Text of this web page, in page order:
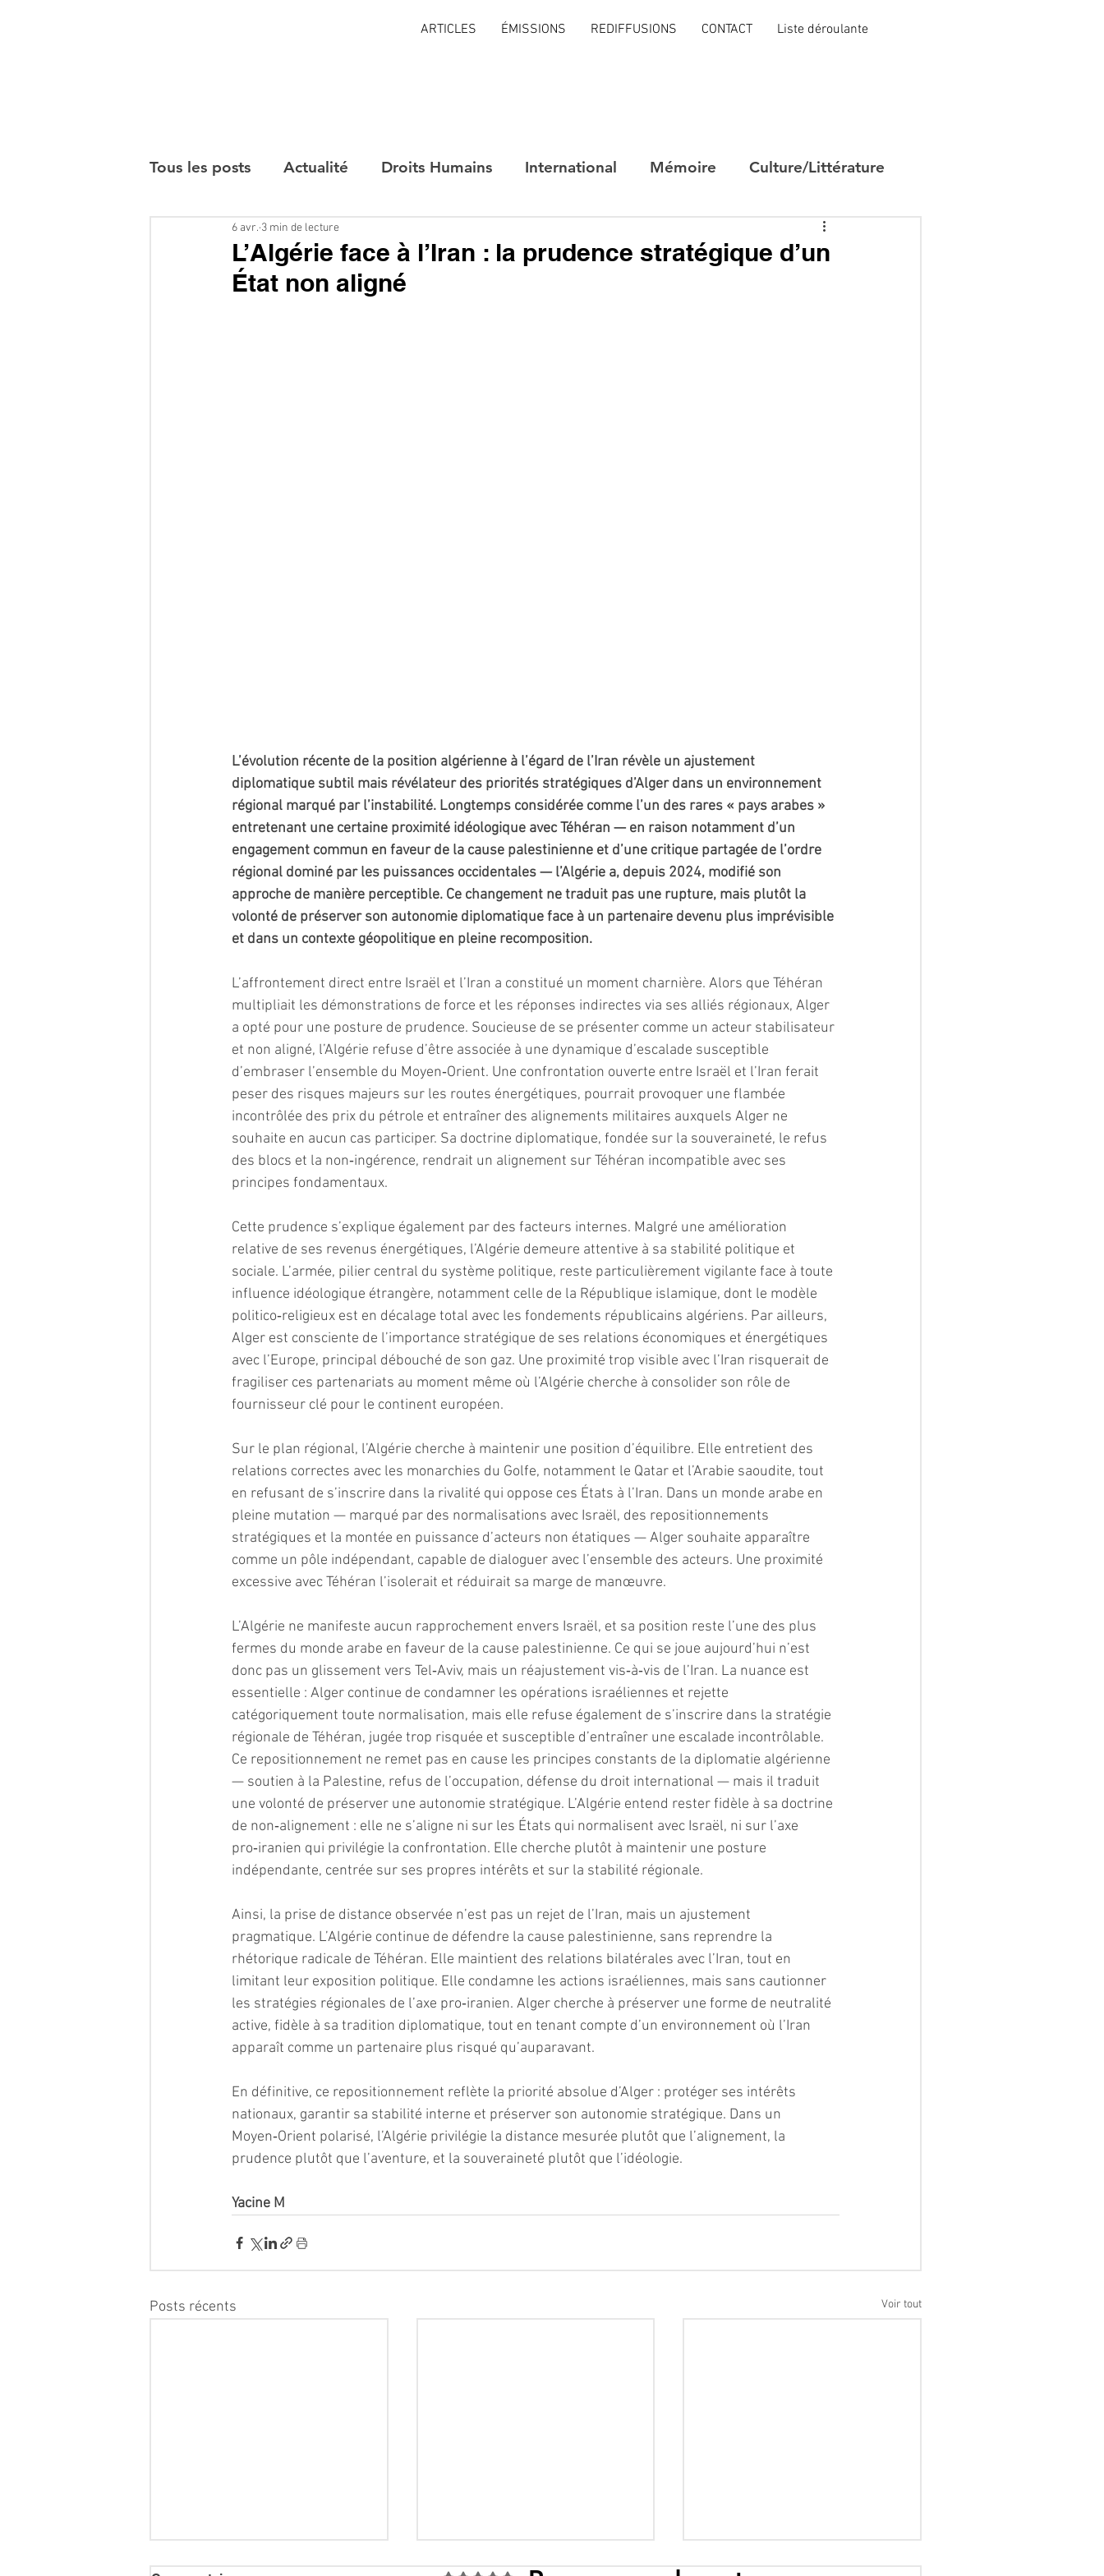
ARTICLES ÉMISSIONS REDIFFUSIONS CONTACT Liste déroulante
Tous les posts Actualité Droits Humains International Mémoire Culture/Littérature
Interviews
L’Algérie face à l’Iran : la prudence stratégique d’un
État non aligné
6 avr. 3 min de lecture
L’évolution récente de la position algérienne à l’égard de l’Iran révèle un ajustement
diplomatique subtil mais révélateur des priorités stratégiques d’Alger dans un environnement
régional marqué par l’instabilité. Longtemps considérée comme l’un des rares « pays arabes »
entretenant une certaine proximité idéologique avec Téhéran — en raison notamment d’un
engagement commun en faveur de la cause palestinienne et d’une critique partagée de l’ordre
régional dominé par les puissances occidentales — l’Algérie a, depuis 2024, modifié son
approche de manière perceptible. Ce changement ne traduit pas une rupture, mais plutôt la
volonté de préserver son autonomie diplomatique face à un partenaire devenu plus imprévisible
et dans un contexte géopolitique en pleine recomposition.
L’affrontement direct entre Israël et l’Iran a constitué un moment charnière. Alors que Téhéran
multipliait les démonstrations de force et les réponses indirectes via ses alliés régionaux, Alger
a opté pour une posture de prudence. Soucieuse de se présenter comme un acteur stabilisateur
et non aligné, l’Algérie refuse d’être associée à une dynamique d’escalade susceptible
d’embraser l’ensemble du Moyen‑Orient. Une confrontation ouverte entre Israël et l’Iran ferait
peser des risques majeurs sur les routes énergétiques, pourrait provoquer une flambée
incontrôlée des prix du pétrole et entraîner des alignements militaires auxquels Alger ne
souhaite en aucun cas participer. Sa doctrine diplomatique, fondée sur la souveraineté, le refus
des blocs et la non‑ingérence, rendrait un alignement sur Téhéran incompatible avec ses
principes fondamentaux.
Cette prudence s’explique également par des facteurs internes. Malgré une amélioration
relative de ses revenus énergétiques, l’Algérie demeure attentive à sa stabilité politique et
sociale. L’armée, pilier central du système politique, reste particulièrement vigilante face à toute
influence idéologique étrangère, notamment celle de la République islamique, dont le modèle
politico‑religieux est en décalage total avec les fondements républicains algériens. Par ailleurs,
Alger est consciente de l’importance stratégique de ses relations économiques et énergétiques
avec l’Europe, principal débouché de son gaz. Une proximité trop visible avec l’Iran risquerait de
fragiliser ces partenariats au moment même où l’Algérie cherche à consolider son rôle de
fournisseur clé pour le continent européen.
Sur le plan régional, l’Algérie cherche à maintenir une position d’équilibre. Elle entretient des
relations correctes avec les monarchies du Golfe, notamment le Qatar et l’Arabie saoudite, tout
en refusant de s’inscrire dans la rivalité qui oppose ces États à l’Iran. Dans un monde arabe en
pleine mutation — marqué par des normalisations avec Israël, des repositionnements
stratégiques et la montée en puissance d’acteurs non étatiques — Alger souhaite apparaître
comme un pôle indépendant, capable de dialoguer avec l’ensemble des acteurs. Une proximité
excessive avec Téhéran l’isolerait et réduirait sa marge de manœuvre.
L’Algérie ne manifeste aucun rapprochement envers Israël, et sa position reste l’une des plus
fermes du monde arabe en faveur de la cause palestinienne. Ce qui se joue aujourd’hui n’est
donc pas un glissement vers Tel‑Aviv, mais un réajustement vis‑à‑vis de l’Iran. La nuance est
essentielle : Alger continue de condamner les opérations israéliennes et rejette
catégoriquement toute normalisation, mais elle refuse également de s’inscrire dans la stratégie
régionale de Téhéran, jugée trop risquée et susceptible d’entraîner une escalade incontrôlable.
Ce repositionnement ne remet pas en cause les principes constants de la diplomatie algérienne
— soutien à la Palestine, refus de l’occupation, défense du droit international — mais il traduit
une volonté de préserver une autonomie stratégique. L’Algérie entend rester fidèle à sa doctrine
de non‑alignement : elle ne s’aligne ni sur les États qui normalisent avec Israël, ni sur l’axe
pro‑iranien qui privilégie la confrontation. Elle cherche plutôt à maintenir une posture
indépendante, centrée sur ses propres intérêts et sur la stabilité régionale.
Ainsi, la prise de distance observée n’est pas un rejet de l’Iran, mais un ajustement
pragmatique. L’Algérie continue de défendre la cause palestinienne, sans reprendre la
rhétorique radicale de Téhéran. Elle maintient des relations bilatérales avec l’Iran, tout en
limitant leur exposition politique. Elle condamne les actions israéliennes, mais sans cautionner
les stratégies régionales de l’axe pro‑iranien. Alger cherche à préserver une forme de neutralité
active, fidèle à sa tradition diplomatique, tout en tenant compte d’un environnement où l’Iran
apparaît comme un partenaire plus risqué qu’auparavant.
En définitive, ce repositionnement reflète la priorité absolue d’Alger : protéger ses intérêts
nationaux, garantir sa stabilité interne et préserver son autonomie stratégique. Dans un
Moyen‑Orient polarisé, l’Algérie privilégie la distance mesurée plutôt que l’alignement, la
prudence plutôt que l’aventure, et la souveraineté plutôt que l’idéologie.
Yacine M
Posts récents Voir tout